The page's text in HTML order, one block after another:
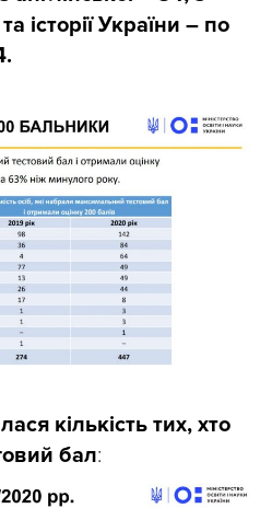
історії України – по
кількість тих, хто
бал: